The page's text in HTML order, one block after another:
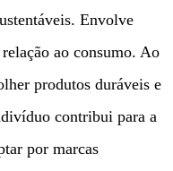
Envolve
ao consumo. Ao
produtos duráveis e
contribui para a
por marcas